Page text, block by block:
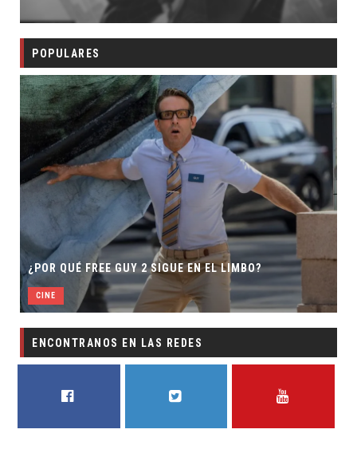
POPULARES
¿POR QUÉ FREE GUY 2 SIGUE EN EL LIMBO?
CINE
ENCONTRANOS EN LAS REDES